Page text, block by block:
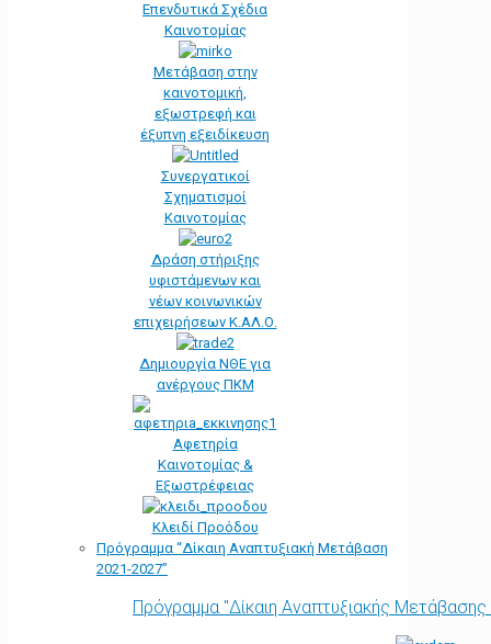
Επενδυτικά Σχέδια
Καινοτομίας
Μετάβαση στην
καινοτομική,
εξωστρεφή και
έξυπνη εξειδίκευση
Συνεργατικοί
Σχηματισμοί
Καινοτομίας
Δράση στήριξης
υφιστάμενων και
νέων κοινωνικών
επιχειρήσεων Κ.ΑΛ.Ο.
Δημιουργία ΝΘΕ για
ανέργους ΠΚΜ
Αφετηρία
Kαινοτομίας &
Εξωστρέφειας
Κλειδί Προόδου
Πρόγραμμα “Δίκαιη Αναπτυξιακή Μετάβαση
2021-2027”
Πρόγραμμα "Δίκαιη Αναπτυξιακής